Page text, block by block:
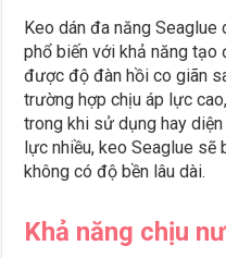
Keo dán đa năng
phổ biến với khả năng tạo
được độ đàn hồi co giãn
trường hợp chịu áp lực
trong khi sử dụng hay
lực nhiều, keo Seaglue sẽ
không có độ bền lâu dài.
Khả năng chịu